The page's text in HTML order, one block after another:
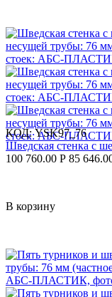
КОД: YSK97_76
Шведская стенка с
100 760.00 Р 85
В корзину